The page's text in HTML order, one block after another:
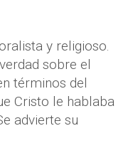
y religioso.
sobre el
términos del
Cristo le hablaba
advierte su